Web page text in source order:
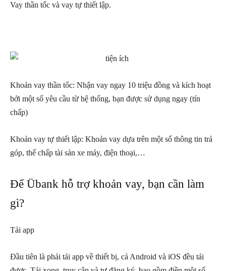
Vay thần tốc và vay tự thiết lập.
Khoản vay thần tốc: Nhận vay ngay 10 triệu đồng và kích hoạt
bởi một số yêu cầu từ hệ thống, bạn được sử dụng ngay (tín
chấp)
Khoản vay tự thiết lập: Khoản vay dựa trên một số thông tin trả
góp, thế chấp tài sản xe máy, điện thoại,…
Để Übank hỗ trợ khoản vay, bạn cần làm
gì?
Tải app
Đầu tiên là phải tải app về thiết bị, cả Android và iOS đều tải